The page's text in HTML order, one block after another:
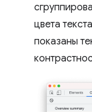
цвета
показаны